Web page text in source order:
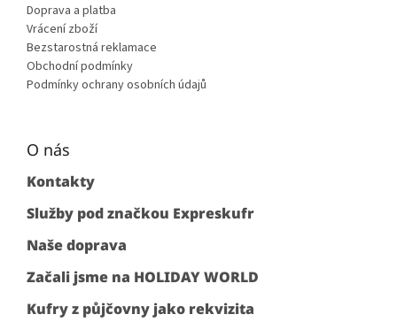
Doprava a platba
Vrácení zboží
Bezstarostná reklamace
Obchodní podmínky
Podmínky ochrany osobních údajů
O nás
Kontakty
Služby pod značkou Expreskufr
Naše doprava
Začali jsme na HOLIDAY WORLD
Kufry z půjčovny jako rekvizita